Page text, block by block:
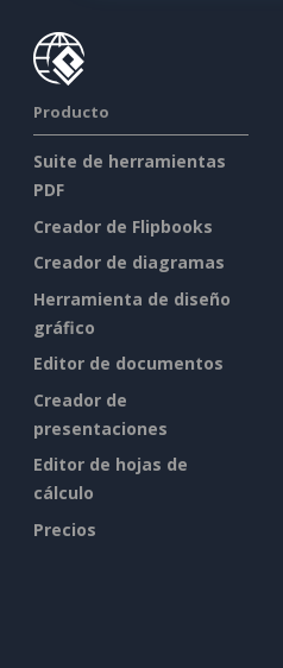
Producto
Suite de herramientas
PDF
Creador de Flipbooks
Creador de diagramas
Herramienta de diseño
gráfico
Editor de documentos
Creador de
presentaciones
Editor de hojas de
cálculo
Precios